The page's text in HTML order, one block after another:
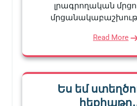
լրագրողական
Read More
Ես եմ